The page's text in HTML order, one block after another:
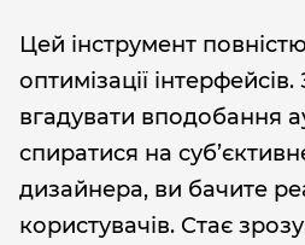
Цей інструмент
оптимізації
вгадувати вподобання
спиратися на
дизайнера, ви бачите
користувачів. Стає